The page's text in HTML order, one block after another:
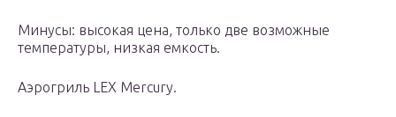
Минусы: высокая цена, только две возможные
температуры, низкая емкость.
Аэрогриль LEX Mercury.